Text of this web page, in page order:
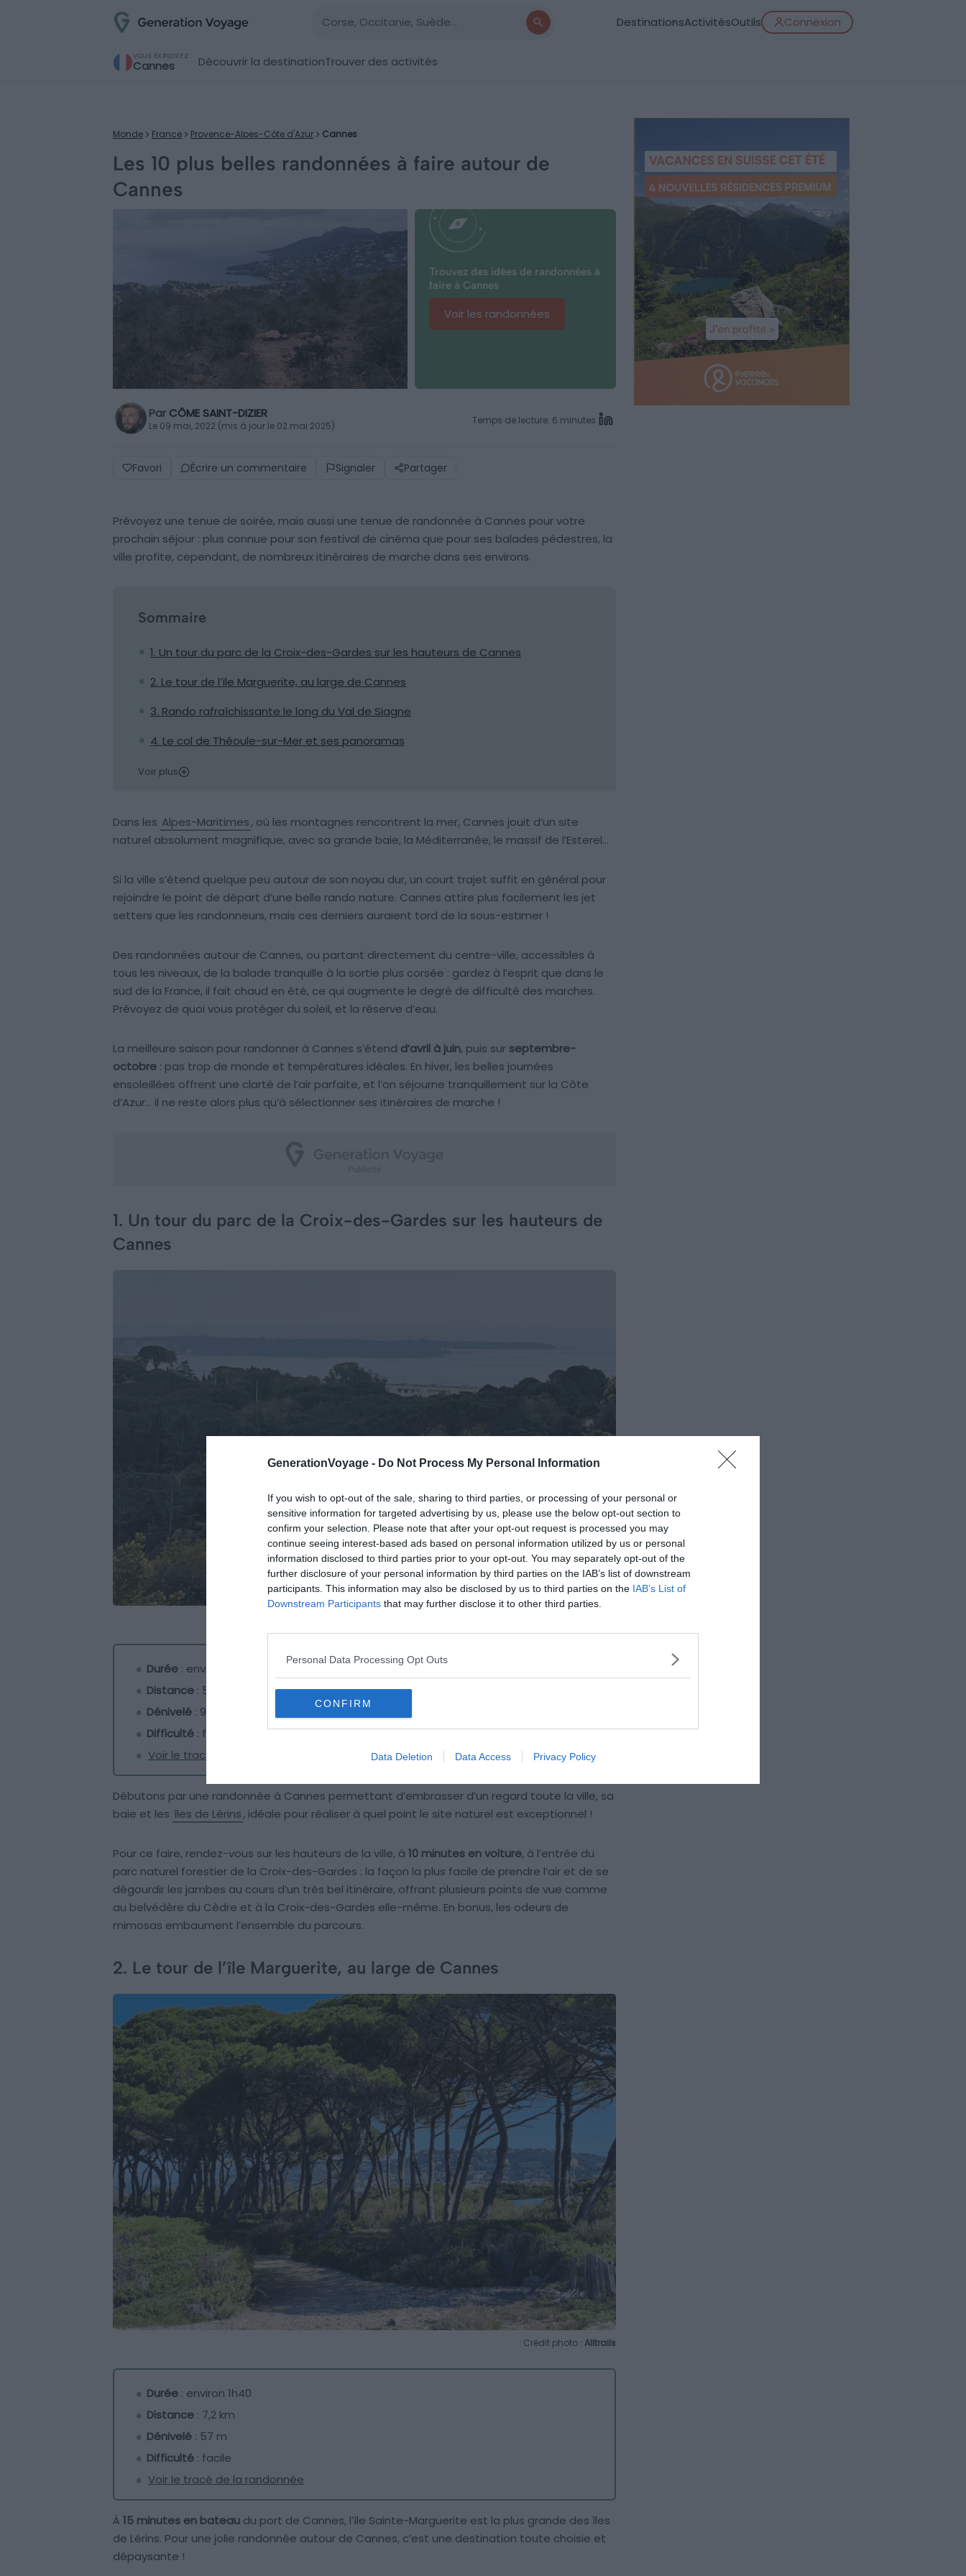
GenerationVoyage - Do Not Process My Personal Information
If you wish to opt-out of the sale, sharing to third parties, or processing of your personal or
sensitive information for targeted advertising by us, please use the below opt-out section to
confirm your selection. Please note that after your opt-out request is processed you may
continue seeing interest-based ads based on personal information utilized by us or personal
information disclosed to third parties prior to your opt-out. You may separately opt-out of the
further disclosure of your personal information by third parties on the IAB’s list of downstream
participants. This information may also be disclosed by us to third parties on the IAB’s List of
Downstream Participants that may further disclose it to other third parties.
Personal Data Processing Opt Outs
CONFIRM
Data Deletion Data Access Privacy Policy
DestinationsActivitésOutils Connexion
VOUS EXPLOREZ
Cannes Découvrir la destinationTrouver des activités
Monde France Provence-Alpes-Côte d'Azur Cannes
Les 10 plus belles randonnées à faire autour de
Cannes
Trouvez des idées de randonnées à
faire à Cannes
Voir les randonnées
Par CÔME SAINT-DIZIER
Le 09 mai, 2022 (mis à jour le 02 mai 2025) Temps de lecture: 6 minutes
Favori Écrire un commentaire Signaler Partager
Prévoyez une tenue de soirée, mais aussi une tenue de randonnée à Cannes pour votre
prochain séjour : plus connue pour son festival de cinéma que pour ses balades pédestres, la
ville profite, cependant, de nombreux itinéraires de marche dans ses environs.
Sommaire
1. Un tour du parc de la Croix-des-Gardes sur les hauteurs de Cannes
2. Le tour de l’île Marguerite, au large de Cannes
3. Rando rafraîchissante le long du Val de Siagne
4. Le col de Théoule-sur-Mer et ses panoramas
Voir plus
Dans les Alpes-Maritimes, où les montagnes rencontrent la mer, Cannes jouit d’un site
naturel absolument magnifique, avec sa grande baie, la Méditerranée, le massif de l’Esterel…
Si la ville s’étend quelque peu autour de son noyau dur, un court trajet suffit en général pour
rejoindre le point de départ d’une belle rando nature. Cannes attire plus facilement les jet
setters que les randonneurs, mais ces derniers auraient tord de la sous-estimer !
Des randonnées autour de Cannes, ou partant directement du centre-ville, accessibles à
tous les niveaux, de la balade tranquille à la sortie plus corsée : gardez à l’esprit que dans le
sud de la France, il fait chaud en été, ce qui augmente le degré de difficulté des marches.
Prévoyez de quoi vous protéger du soleil, et la réserve d’eau.
La meilleure saison pour randonner à Cannes s’étend d’avril à juin, puis sur septembre-
octobre : pas trop de monde et températures idéales. En hiver, les belles journées
ensoleillées offrent une clarté de l’air parfaite, et l’on séjourne tranquillement sur la Côte
d’Azur… il ne reste alors plus qu’à sélectionner ses itinéraires de marche !
1. Un tour du parc de la Croix-des-Gardes sur les hauteurs de
Cannes
Durée : environ 1h15
Distance : 5 km
Dénivelé : 96 m
Difficulté : facile
Voir le tracé de la randonnée
Débutons par une randonnée à Cannes permettant d’embrasser d’un regard toute la ville, sa
baie et les îles de Lérins, idéale pour réaliser à quel point le site naturel est exceptionnel !
Pour ce faire, rendez-vous sur les hauteurs de la ville, à 10 minutes en voiture, à l’entrée du
parc naturel forestier de la Croix-des-Gardes : la façon la plus facile de prendre l’air et de se
dégourdir les jambes au cours d’un très bel itinéraire, offrant plusieurs points de vue comme
au belvédère du Cèdre et à la Croix-des-Gardes elle-même. En bonus, les odeurs de
mimosas embaument l’ensemble du parcours.
2. Le tour de l’île Marguerite, au large de Cannes
Crédit photo : Alltrails
Durée : environ 1h40
Distance : 7,2 km
Dénivelé : 57 m
Difficulté : facile
Voir le tracé de la randonnée
À 15 minutes en bateau du port de Cannes, l’île Sainte-Marguerite est la plus grande des îles
de Lérins. Pour une jolie randonnée autour de Cannes, c’est une destination toute choisie et
dépaysante !